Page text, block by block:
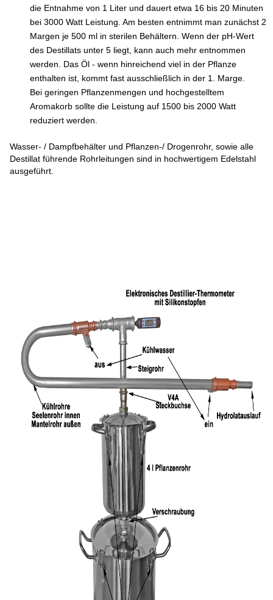
die Entnahme von 1 Liter und dauert etwa 16 bis 20 Minuten
bei 3000 Watt Leistung. Am besten entnimmt man zunächst 2
Margen je 500 ml in sterilen Behältern. Wenn der pH-Wert
des Destillats unter 5 liegt, kann auch mehr entnommen
werden. Das Öl - wenn hinreichend viel in der Pflanze
enthalten ist, kommt fast ausschließlich in der 1. Marge.
Bei geringen Pflanzenmengen und hochgestelltem
Aromakorb sollte die Leistung auf 1500 bis 2000 Watt
reduziert werden.
Wasser- / Dampfbehälter und Pflanzen-/ Drogenrohr, sowie alle
Destillat führende Rohrleitungen sind in hochwertigem Edelstahl
ausgeführt.